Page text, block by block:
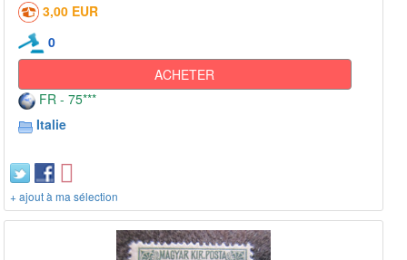
3,00 EUR
0
ACHETER
FR - 75***
Italie
+ ajout à ma sélection